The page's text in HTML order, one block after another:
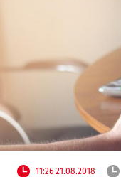
11:26 21.08.2018